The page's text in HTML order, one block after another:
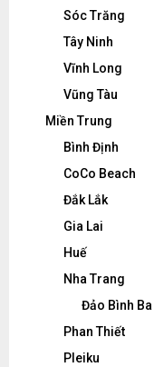
Sóc Trăng
Tây Ninh
Vĩnh Long
Vũng Tàu
Miền Trung
Bình Định
CoCo Beach
Đắk Lắk
Gia Lai
Huế
Nha Trang
Đảo Bình Ba
Phan Thiết
Pleiku